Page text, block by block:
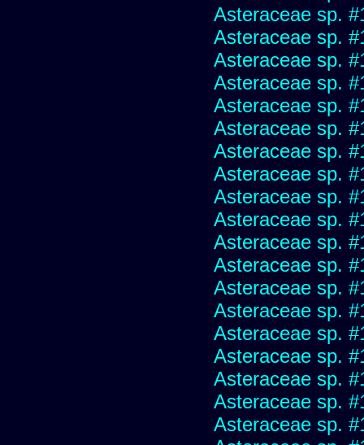
Asteraceae sp.
Asteraceae sp.
Asteraceae sp.
Asteraceae sp.
Asteraceae sp.
Asteraceae sp.
Asteraceae sp.
Asteraceae sp.
Asteraceae sp.
Asteraceae sp.
Asteraceae sp.
Asteraceae sp.
Asteraceae sp.
Asteraceae sp.
Asteraceae sp.
Asteraceae sp.
Asteraceae sp.
Asteraceae sp.
Asteraceae sp.